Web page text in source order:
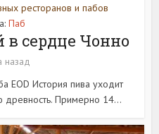
ресторанов и пабов
Паб
в сердце Чонно
назад
EOD История пива уходит
древность. Примерно 14...